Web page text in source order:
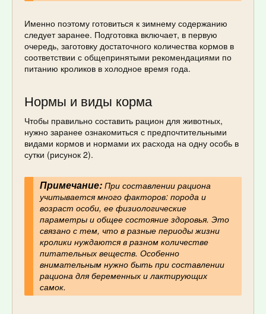
Именно поэтому готовиться к зимнему содержанию
следует заранее. Подготовка включает, в первую
очередь, заготовку достаточного количества кормов в
соответствии с общепринятыми рекомендациями по
питанию кроликов в холодное время года.
Нормы и виды корма
Чтобы правильно составить рацион для животных,
нужно заранее ознакомиться с предпочтительными
видами кормов и нормами их расхода на одну особь в
сутки (рисунок 2).
Примечание:При составлении рациона
учитывается много факторов: порода и
возраст особи, ее физиологические
параметры и общее состояние здоровья. Это
связано с тем, что в разные периоды жизни
кролики нуждаются в разном количестве
питательных веществ. Особенно
внимательным нужно быть при составлении
рациона для беременных и лактирующих
самок.